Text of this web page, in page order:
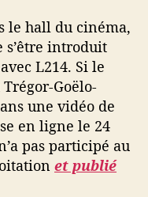
le hall du cinéma,
s’être introduit
L214. Si le
Goëlo-
une vidéo de
en ligne le 24
pas participé au
et publié